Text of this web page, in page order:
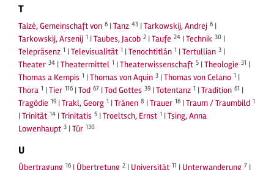
T
Taizé, Gemeinschaft von 6 |Tanz 43 |Tarkowskij, Andrej 6 |
Tarkowskij, Arsenij 1 |Taubes, Jacob 2 |Taufe 24 |Technik 30 |
Telepräsenz 1 |Televisualität 1 |Tenochtitlán 1 |Tertullian 3 |
Theater 34 |Theatermittel 1 |Theaterwissenschaft 5 |Theologie 31 |
Thomas a Kempis 1 |Thomas von Aquin 3 |Thomas von Celano 1 |
Thora 1 |Tier 116 |Tod 67 |Tod Gottes 39 |Totentanz 1 |Tradition 61 |
Tragödie 19 |Trakl, Georg 1 |Tränen 8 |Trauer 16 |Traum / Traumbild 1
|Trinität 14 |Trinitatis 5 |Troeltsch, Ernst 1 |Tsing, Anna
Lowenhaupt 3 |Tür 130
U
Übertragung 16 | Übertretung 2 | Universität 11 | Unterwanderung 7 |